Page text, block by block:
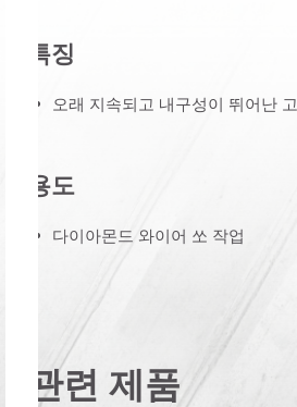
특징
오래 지속되고 내구성이 뛰어난
용도
다이아몬드 와이어 쏘 작업
관련 제품